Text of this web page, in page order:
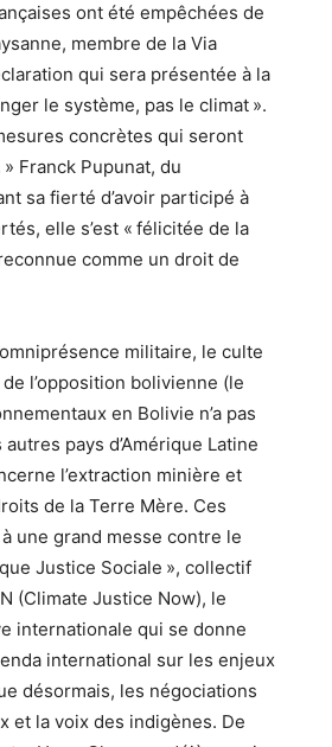
ont été empêchées de
membre de la Via
qui sera présentée à la
le système, pas le climat ».
concrètes qui seront
Franck Pupunat, du
sa fierté d’avoir participé à
elle s’est « félicitée de la
comme un droit de
militaire, le culte
l’opposition bolivienne (le
en Bolivie n’a pas
pays d’Amérique Latine
l’extraction minière et
de la Terre Mère. Ces
une grand messe contre le
Justice Sociale », collectif
(Climate Justice Now), le
internationale qui se donne
international sur les enjeux
désormais, les négociations
et la voix des indigènes. De